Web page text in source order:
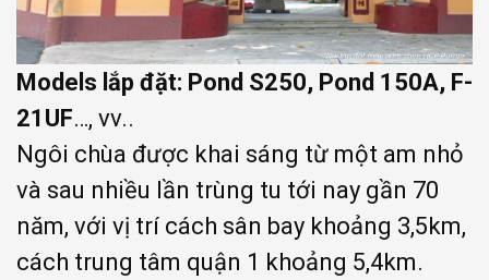
Models lắp đặt: Pond S250, Pond 150A, F-
21UF…, vv..
Ngôi chùa được khai sáng từ một am nhỏ
và sau nhiều lần trùng tu tới nay gần 70
năm, với vị trí cách sân bay khoảng 3,5km,
cách trung tâm quận 1 khoảng 5,4km.